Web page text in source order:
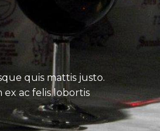
quis mattis justo.
ac felis lobortis